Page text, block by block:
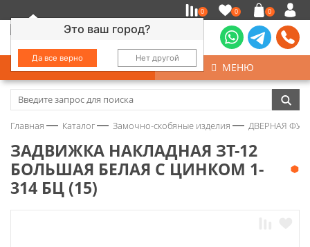
Это ваш город?
Да все верно Нет другой
0 0 0
КАТАЛОГ МЕНЮ
Замочно-скобяные изделия
Колеса
Главная Каталог Замочно-скобяные изделия ДВЕРНАЯ
ЗАДВИЖКА НАКЛАДНАЯ ЗТ-12
БОЛЬШАЯ БЕЛАЯ С ЦИНКОМ 1-
314 БЦ (15)